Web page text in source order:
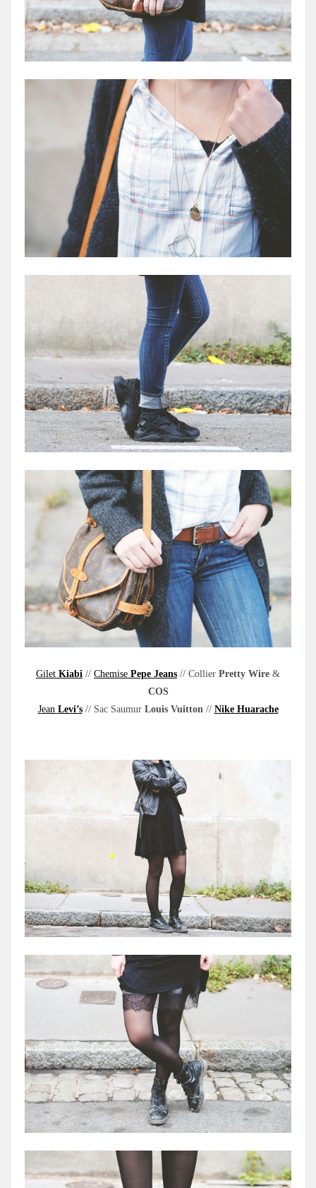
Gilet Kiabi // Chemise Pepe Jeans // Collier Pretty Wire &
COS
Jean Levi’s// Sac Saumur Louis Vuitton// Nike Huarache